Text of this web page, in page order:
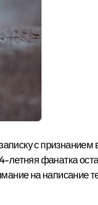
с признанием
летняя фанатка
на написание